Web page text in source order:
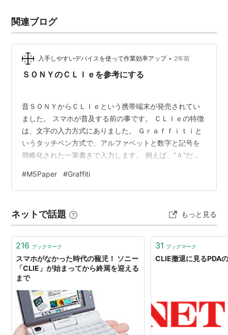
CLIEのために独自のCPUを開発するなどSony自体も積
極的であったと言えるだろう。
その完成度と人気から本家Palm、Visorを日本市場から
撤退させ、唯一の日本語版PalmOS搭載PDAシリーズと
終了。結果的には、SONYは日本からPalmOSを搭載し
たPDAを滅ぼした形となった。
沿革は「
Palm」を参照。
機種名一覧
派生種も合わせて日本では25種
48機種になる。
以下は日本に於て発売された全Clie。
左から機種名、発売年月、コードネーム、ID
PEG-S300 [2000年9月発売] 「Pda1Mono」 'eref'
PEG-S300D
PEG-S500C [2000年9月発売] 「Pda1Color」 'cref'
PEG-N700C [2001年4月発売] 「Yosemite」 'ysmt'
PEG-N600C [2001年8月発売] 「Yellowstone」
'ystn'
関連ブログ
入手しやすいデバイスを使って作業効率アップ • 2年前
ＳＯＮＹのＣＬＩｅを参考にする
昔ＳＯＮＹからＣＬＩｅという携帯端末が発売されてい
ました。 スマホが普及する前の事です。 ＣＬＩｅの特徴
は、文字の入力方式にありました。 Ｇｒａｆｆｉｔｉと
いうタッチペン方式で、アルファベットと数字と記号を
簡略化された一筆書きで入力します。 例えば、”Ａ”だっ
が、そこそこ高速に入力できました。この方式
は、”Ｚ”と”２”、”Ｉ”と”１”などの入力の区別がつかない
と数字の認識エリアを分ける事で解決しています。 たっ
たこれだけのことで認識ミスをなくす事ができるのです
から、目から鱗でした。 仕事の…
#M5Paper #Graffiti
ネットで話題 もっと見る
216 ブックマーク
スマホがなかった時代の寵児！ ソニー
「CLIE」が始まってから終焉を迎える
まで
31 ブックマーク
CLIE撤退に見るPDA